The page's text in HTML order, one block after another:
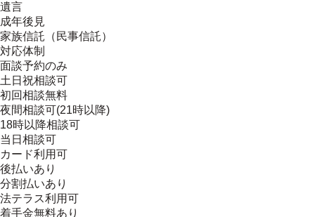
遺言
成年後見
家族信託（民事信託）
対応体制
面談予約のみ
土日祝相談可
初回相談無料
夜間相談可(21時以降)
18時以降相談可
当日相談可
カード利用可
後払いあり
分割払いあり
法テラス利用可
着手金無料あり